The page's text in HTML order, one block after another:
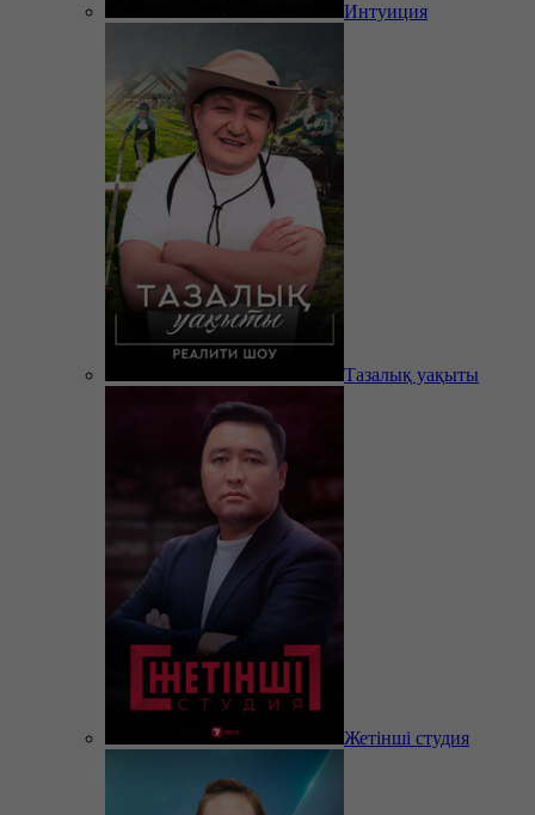
Интуиция
Тазалық уақыты
Жетінші студия